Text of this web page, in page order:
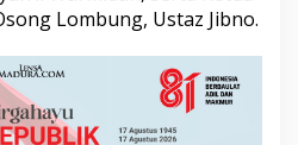
Lombung, Ustaz Jibno.